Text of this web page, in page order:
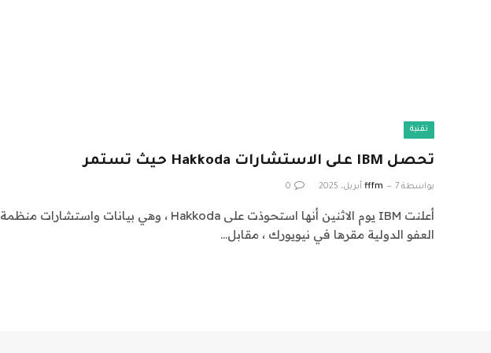
تقنية
تحصل IBM على الاستشارات Hakkoda حيث تستمر
بواسطة fffm 7 أبريل، 2025 0
أعلنت IBM يوم الاثنين أنها استحوذت على Hakkoda ، وهي بيانات واستشارات منظمة
العفو الدولية مقرها في نيويورك ، مقابل…